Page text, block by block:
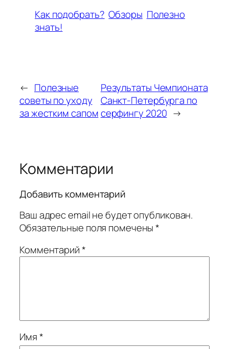
Как подобрать? Обзоры Полезно
знать!
← Полезные
советы по уходу
за жестким сапом
Результаты Чемпионата
Санкт-Петербурга по
серфингу 2020 →
Комментарии
Добавить комментарий
Ваш адрес email не будет опубликован.
Обязательные поля помечены*
Комментарий*
Имя*